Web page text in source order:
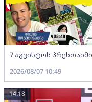
7 აგვისტოს
2026/08/07 10:49
14:18